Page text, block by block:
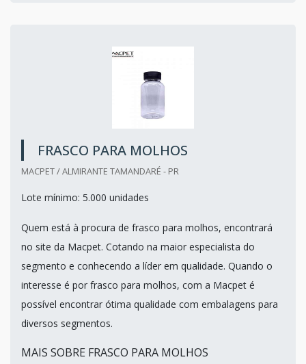
FRASCO PARA MOLHOS
MACPET / ALMIRANTE TAMANDARÉ - PR
Lote mínimo: 5.000 unidades
Quem está à procura de frasco para molhos, encontrará
no site da Macpet. Cotando na maior especialista do
segmento e conhecendo a líder em qualidade. Quando o
interesse é por frasco para molhos, com a Macpet é
possível encontrar ótima qualidade com embalagens para
diversos segmentos.
MAIS SOBRE FRASCO PARA MOLHOS